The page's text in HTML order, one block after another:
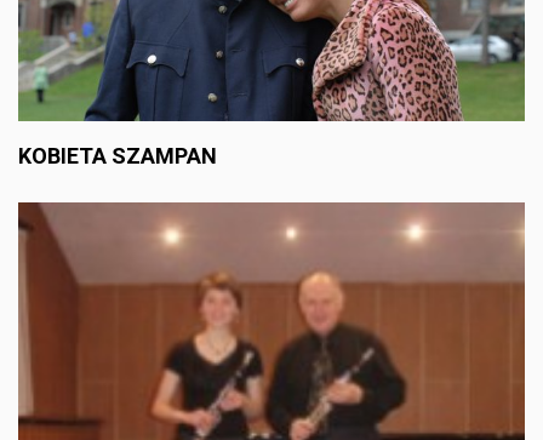
KOBIETA SZAMPAN